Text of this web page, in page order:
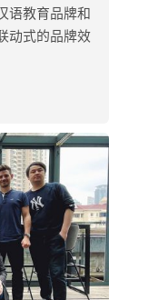
语教育品牌和
动式的品牌效